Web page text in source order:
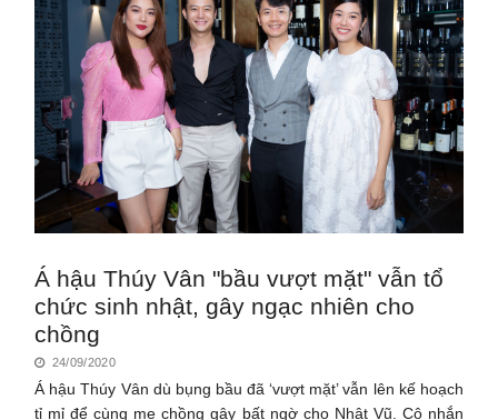
Á hậu Thúy Vân "bầu vượt mặt" vẫn tổ
chức sinh nhật, gây ngạc nhiên cho
chồng
24/09/2020
Á hậu Thúy Vân dù bụng bầu đã ‘vượt mặt’ vẫn lên kế hoạch
tỉ mỉ để cùng mẹ chồng gây bất ngờ cho Nhật Vũ. Cô nhắn